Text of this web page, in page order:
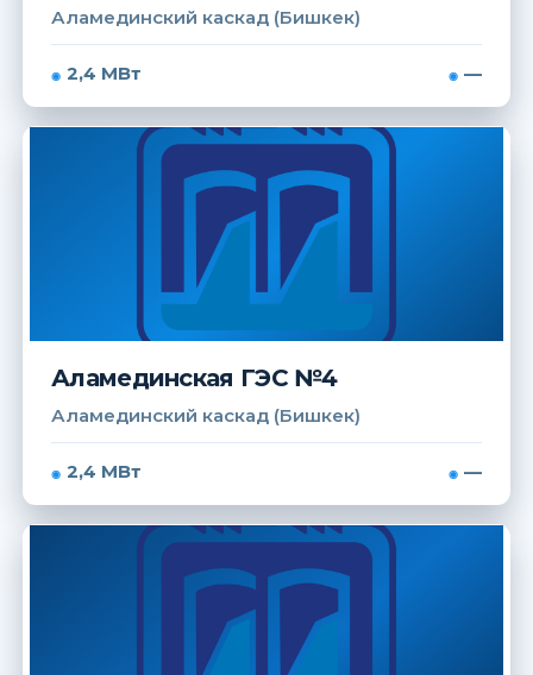
Аламединский каскад (Бишкек)
2,4 МВт —
Аламединская ГЭС №4
Аламединский каскад (Бишкек)
2,4 МВт —